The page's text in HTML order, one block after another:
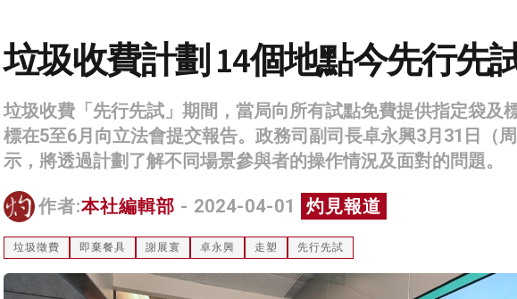
垃圾收費計劃 14個地點今先行先
垃圾收費「先行先試」期間，當局向所有試點免費提供指定袋及
標在5至6月向立法會提交報告。政務司副司長卓永興3月31日（
示，將透過計劃了解不同場景參與者的操作情況及面對的問題。
作者:本社編輯部 - 2024-04-01 灼見報道
垃圾徵費 即棄餐具 謝展寰 卓永興 走塑 先行先試